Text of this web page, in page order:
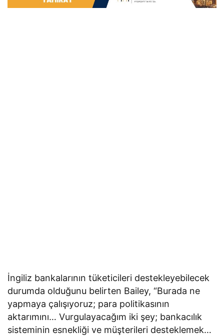
İngiliz bankalarının tüketicileri destekleyebilecek
durumda olduğunu belirten Bailey, “Burada ne
yapmaya çalışıyoruz; para politikasının
aktarımını… Vurgulayacağım iki şey; bankacılık
sisteminin esnekliği ve müşterileri desteklemek…